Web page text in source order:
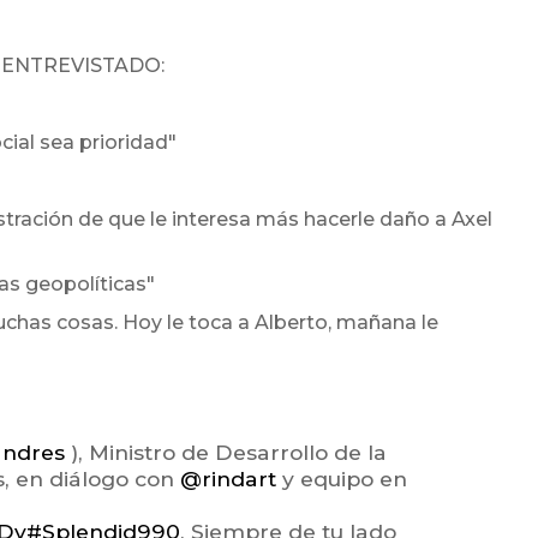
sea prioridad"
de que le interesa más hacerle daño a Axel
geopolíticas"
cosas. Hoy le toca a Alberto, mañana le
), Ministro de Desarrollo de la
en diálogo con @rindart y equipo en
#Splendid990, Siempre de tu lado